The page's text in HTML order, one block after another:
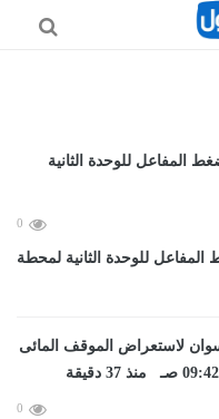
0
للوحدة الثانية لمحطة
0